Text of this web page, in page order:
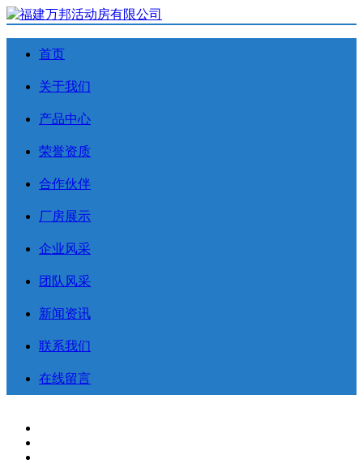
首页
关于我们
产品中心
荣誉资质
合作伙伴
厂房展示
企业风采
团队风采
新闻资讯
联系我们
在线留言